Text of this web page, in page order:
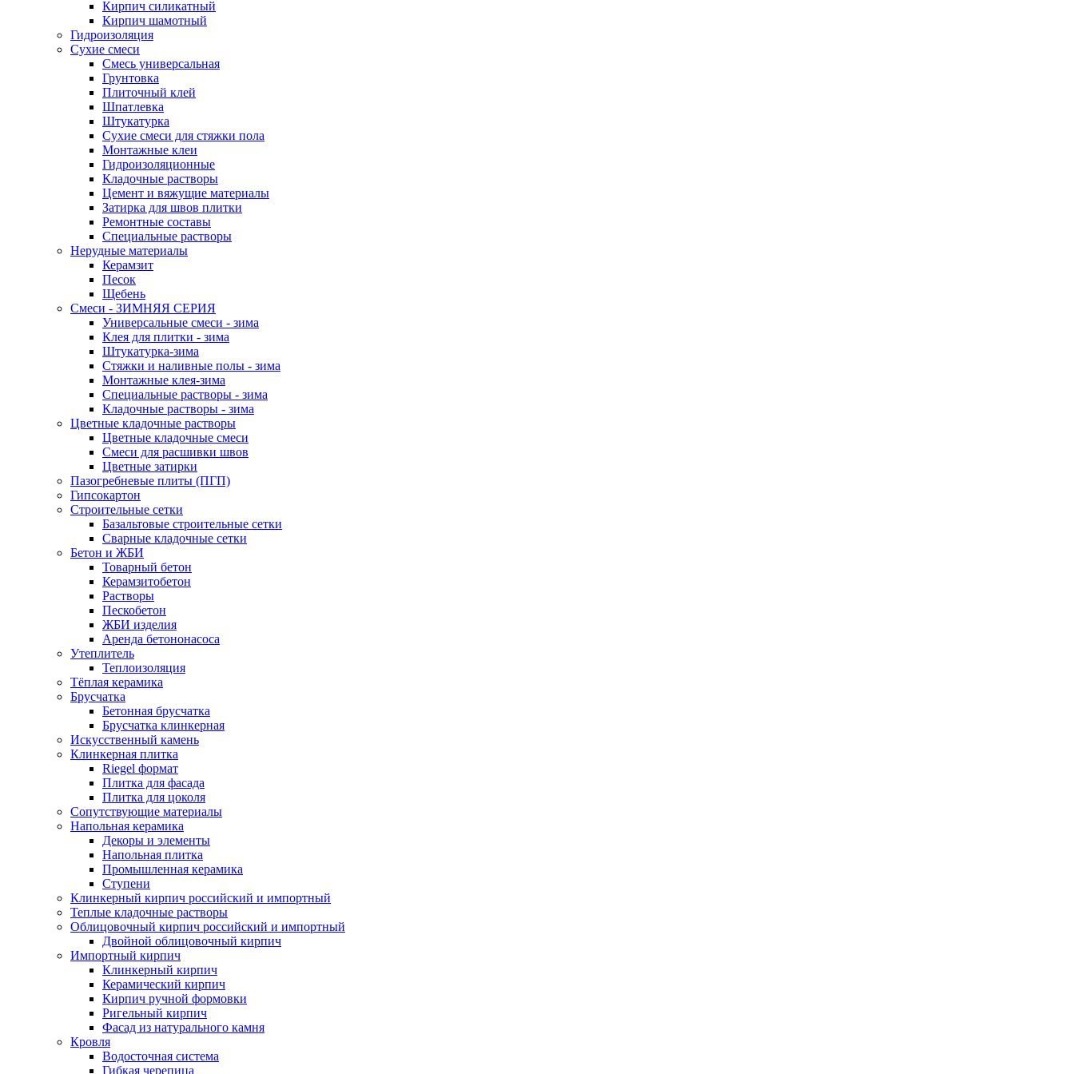
Кирпич силикатный
Кирпич шамотный
Гидроизоляция
Сухие смеси
Смесь универсальная
Грунтовка
Плиточный клей
Шпатлевка
Штукатурка
Сухие смеси для стяжки пола
Монтажные клеи
Гидроизоляционные
Кладочные растворы
Цемент и вяжущие материалы
Затирка для швов плитки
Ремонтные составы
Специальные растворы
Нерудные материалы
Керамзит
Песок
Щебень
Смеси - ЗИМНЯЯ СЕРИЯ
Универсальные смеси - зима
Клея для плитки - зима
Штукатурка-зима
Стяжки и наливные полы - зима
Монтажные клея-зима
Специальные растворы - зима
Кладочные растворы - зима
Цветные кладочные растворы
Цветные кладочные смеси
Cмеси для расшивки швов
Цветные затирки
Пазогребневые плиты (ПГП)
Гипсокартон
Строительные сетки
Базальтовые строительные сетки
Сварные кладочные сетки
Бетон и ЖБИ
Товарный бетон
Керамзитобетон
Растворы
Пескобетон
ЖБИ изделия
Аренда бетононасоса
Утеплитель
Теплоизоляция
Тёплая керамика
Брусчатка
Бетонная брусчатка
Брусчатка клинкерная
Искусственный камень
Клинкерная плитка
Riegel формат
Плитка для фасада
Плитка для цоколя
Сопутствующие материалы
Напольная керамика
Декоры и элементы
Напольная плитка
Промышленная керамика
Ступени
Клинкерный кирпич российский и импортный
Теплые кладочные растворы
Облицовочный кирпич российский и импортный
Двойной облицовочный кирпич
Импортный кирпич
Клинкерный кирпич
Керамический кирпич
Кирпич ручной формовки
Ригельный кирпич
Фасад из натурального камня
Кровля
Водосточная система
Гибкая черепица